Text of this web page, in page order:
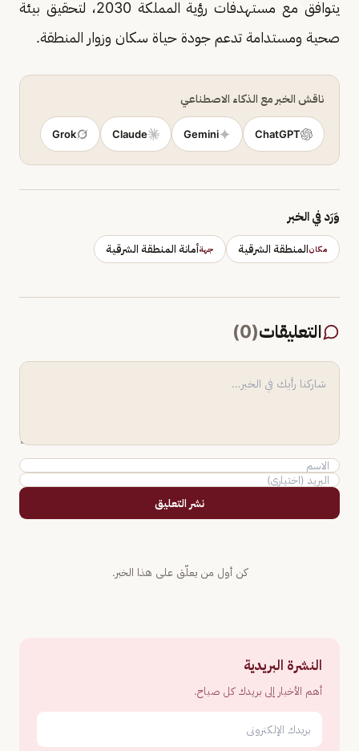
يتوافق مع مستهدفات رؤية المملكة 2030، لتحقيق بيئة
صحية ومستدامة تدعم جودة حياة سكان وزوار المنطقة.
ناقش الخبر مع الذكاء الاصطناعي
ChatGPT
Gemini
Claude
Grok
وَرَد في الخبر
مكانالمنطقة الشرقية جهةأمانة المنطقة الشرقية
التعليقات(
0
)
نشر التعليق
كن أول من يعلّق على هذا الخبر.
النشرة البريدية
أهم الأخبار إلى بريدك كل صباح.